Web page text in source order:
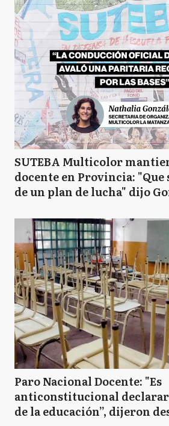
B Berazategui
B Berisso
B Bolívar
B Bragado
B Brandsen
C Campana
C Cañuelas
CS Capitán
SUTEBA Multicolor
docente en Provincia: "Que
de un plan de lucha" dijo
Paro Nacional Docente: "Es
anticonstitucional
de la educación”, dijeron